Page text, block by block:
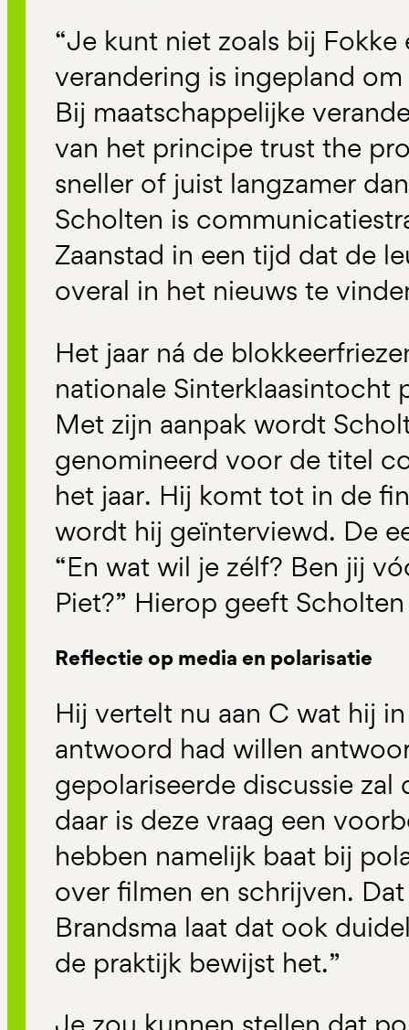
“Je kunt niet zoals bij Fokke
verandering is ingepland
Bij maatschappelijke
van het principe trust the
sneller of juist langzamer
Scholten is
Zaanstad in een tijd dat de
overal in het nieuws te
Het jaar ná de
nationale Sinterklaasintocht
Met zijn aanpak wordt
genomineerd voor de titel
het jaar. Hij komt tot in de
wordt hij geïnterviewd. De
“En wat wil je zélf? Ben jij
Piet?” Hierop geeft
Reflectie op media en polarisatie
Hij vertelt nu aan C wat hij
antwoord had willen
gepolariseerde discussie zal
daar is deze vraag een
hebben namelijk baat bij
over filmen en schrijven.
Brandsma laat dat ook
de praktijk bewijst het.”